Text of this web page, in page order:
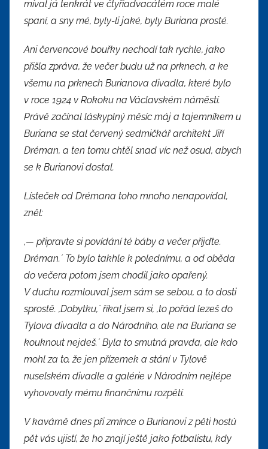
míval já tenkrát ve čtyřiadvacátém roce malé
spaní, a sny mé, byly-li jaké, byly Buriana prosté.
Ani červencové bouřky nechodí tak rychle, jako
přišla zpráva, že večer budu už na prknech, a ke
všemu na prknech Burianova divadla, které bylo
v roce 1924 v Rokoku na Václavském náměstí.
Právě začínal láskyplný měsíc máj a tajemníkem u
Buriana se stal červený sedmičkář architekt Jiří
Dréman, a ten tomu chtěl snad víc než osud, abych
se k Burianovi dostal.
Lísteček od Drémana toho mnoho nenapovídal,
zněl:
,— připravte si povídání té báby a večer přijďte.
Dréman.´ To bylo takhle k polednímu, a od oběda
do večera potom jsem chodil jako opařený.
V duchu rozmlouval jsem sám se sebou, a to dosti
sprostě. ,Dobytku,´ říkal jsem si, ,to pořád lezeš do
Tylova divadla a do Národního, ale na Buriana se
kouknout nejdeš.´ Byla to smutná pravda, ale kdo
mohl za to, že jen přízemek a stání v Tylově
nuselském divadle a galérie v Národním nejlépe
vyhovovaly mému finančnímu rozpětí.
V kavárně dnes při zmínce o Burianovi z pěti hostů
pět vás ujistí, že ho znají ještě jako fotbalistu, kdy